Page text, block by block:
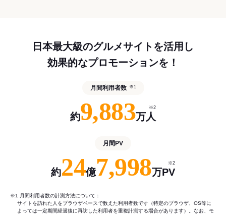
日本最大級のグルメサイトを活用し
効果的なプロモーションを！
月間利用者数 ※1
約9,883万人
※2
月間PV
約24億7,998万PV
※2
※1 月間利用者数の計測方法について：
サイトを訪れた人をブラウザベースで数えた利用者数です（特定のブラウザ、OS等に
よっては一定期間経過後に再訪した利用者を重複計測する場合があります）。なお、モ